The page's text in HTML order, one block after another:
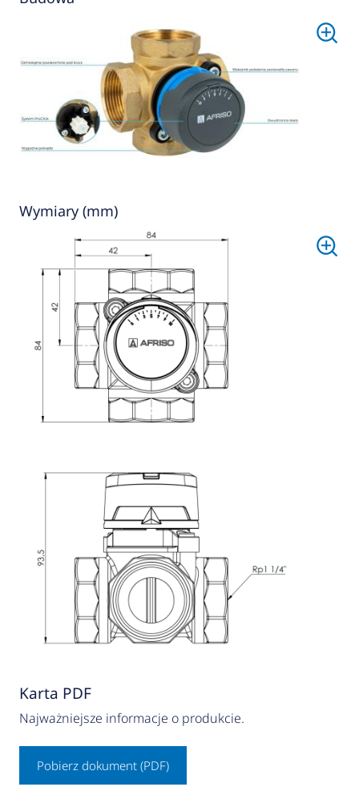
Wymiary (mm)
Karta PDF
Najważniejsze informacje o produkcie.
Pobierz dokument (PDF)